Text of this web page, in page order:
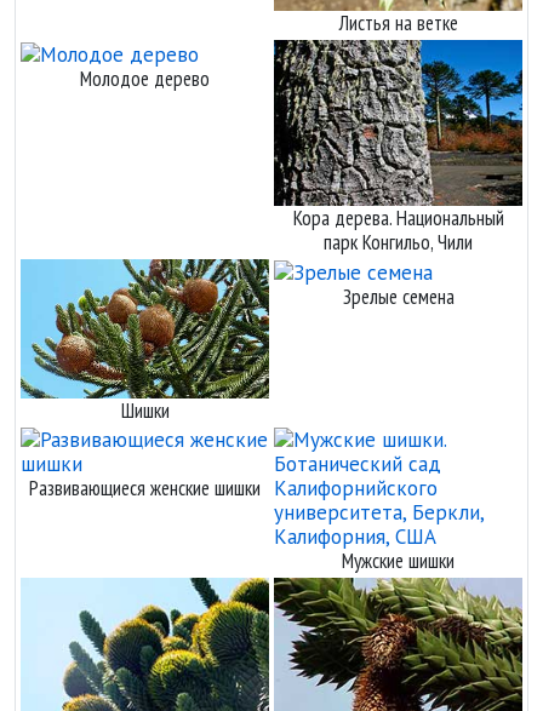
Листья на ветке
Молодое дерево
Кора дерева. Национальный
парк Конгильо, Чили
Шишки
Зрелые семена
Развивающиеся женские шишки
Мужские шишки